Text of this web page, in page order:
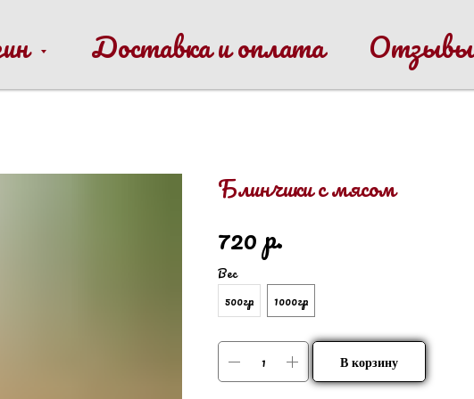
Доставка и оплата Отзывы
Блинчики с мясом
720р.
Вес
500гр
1000гр
В корзину